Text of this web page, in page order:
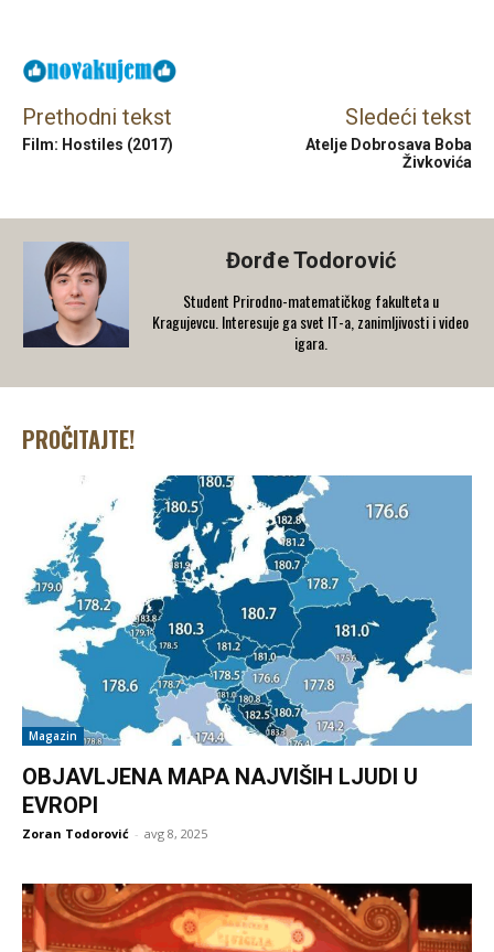
Prethodni tekst
Film: Hostiles (2017)
Sledeći tekst
Atelje Dobrosava Boba
Živkovića
Đorđe Todorović
Student Prirodno-matematičkog fakulteta u
Kragujevcu. Interesuje ga svet IT-a, zanimljivosti i video
igara.
PROČITAJTE!
Magazin
OBJAVLJENA MAPA NAJVIŠIH LJUDI U
EVROPI
Zoran Todorović - avg 8, 2025